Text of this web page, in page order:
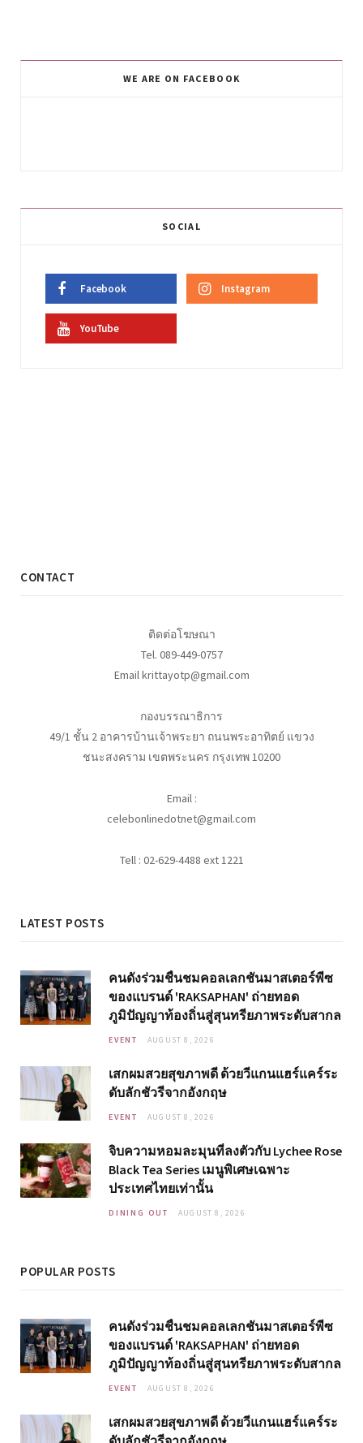
WE ARE ON FACEBOOK
SOCIAL
Facebook Instagram
YouTube
CONTACT
ติดต่อโฆษณา
Tel. 089-449-0757
Email krittayotp@gmail.com
กองบรรณาธิการ
49/1 ชั้น 2 อาคารบ้านเจ้าพระยา ถนนพระอาทิตย์ แขวง
ชนะสงคราม เขตพระนคร กรุงเทพ 10200
Email :
celebonlinedotnet@gmail.com
Tell : 02-629-4488 ext 1221
LATEST POSTS
คนดังร่วมชื่นชมคอลเลกชันมาสเตอร์พีซ
ของแบรนด์ 'RAKSAPHAN' ถ่ายทอด
ภูมิปัญญาท้องถิ่นสู่สุนทรียภาพระดับสากล
EVENT AUGUST 8, 2026
เสกผมสวยสุขภาพดี ด้วยวีแกนแฮร์แคร์ระ
ดับลักชัวรีจากอังกฤษ
EVENT AUGUST 8, 2026
จิบความหอมละมุนที่ลงตัวกับ Lychee Rose
Black Tea Series เมนูพิเศษเฉพาะ
ประเทศไทยเท่านั้น
DINING OUT AUGUST 8, 2026
POPULAR POSTS
คนดังร่วมชื่นชมคอลเลกชันมาสเตอร์พีซ
ของแบรนด์ 'RAKSAPHAN' ถ่ายทอด
ภูมิปัญญาท้องถิ่นสู่สุนทรียภาพระดับสากล
EVENT AUGUST 8, 2026
เสกผมสวยสุขภาพดี ด้วยวีแกนแฮร์แคร์ระ